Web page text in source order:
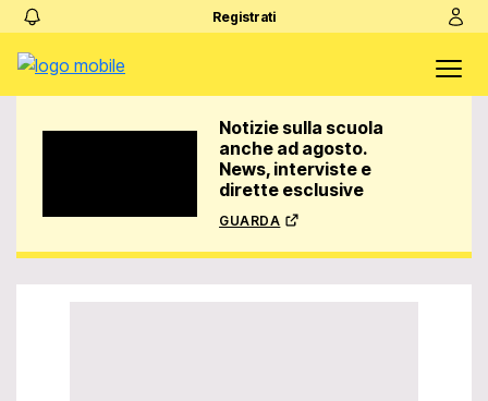
Registrati
Notizie sulla scuola
anche ad agosto.
News, interviste e
dirette esclusive
guarda